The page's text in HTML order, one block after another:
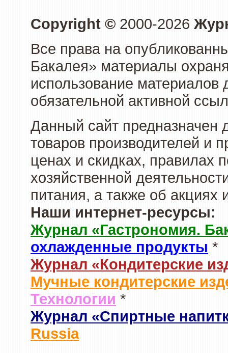
Copyright © 2000-2026
Все права на
Бакалея» материалы
использование материалов
обязательной активной
Данный сайт предназначен
товаров производителей и
ценах и скидках, правилах
хозяйственной
питания, а также об
Наши интернет-ресурсы:
Журнал «Гастрономия.
охлажденные продукты *
Журнал «Кондитерские
Мучные кондитерские
Технологии *
Журнал «Спиртные
Russia